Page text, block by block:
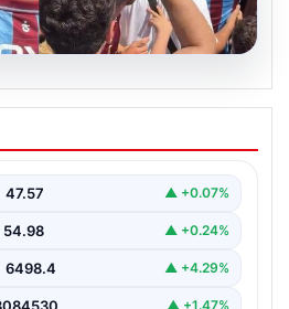
karşılamaya gelen
pişman ettiler!
47.57 ▲ +0.07%
54.98 ▲ +0.24%
6498.4 ▲ +4.29%
▲ +1.47%